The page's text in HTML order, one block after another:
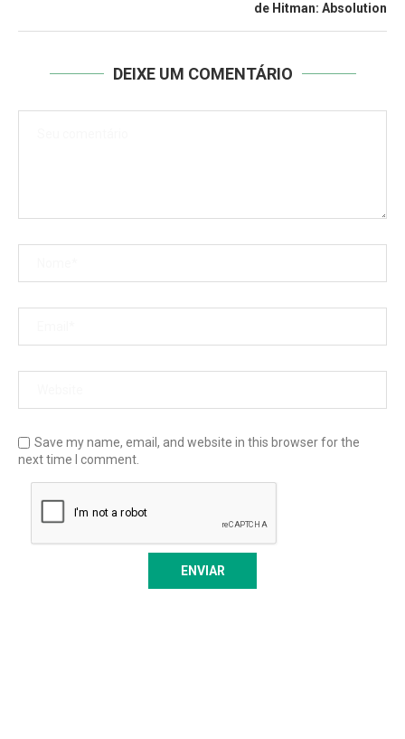
de Hitman: Absolution
DEIXE UM COMENTÁRIO
Save my name, email, and website in this browser for the
next time I comment.